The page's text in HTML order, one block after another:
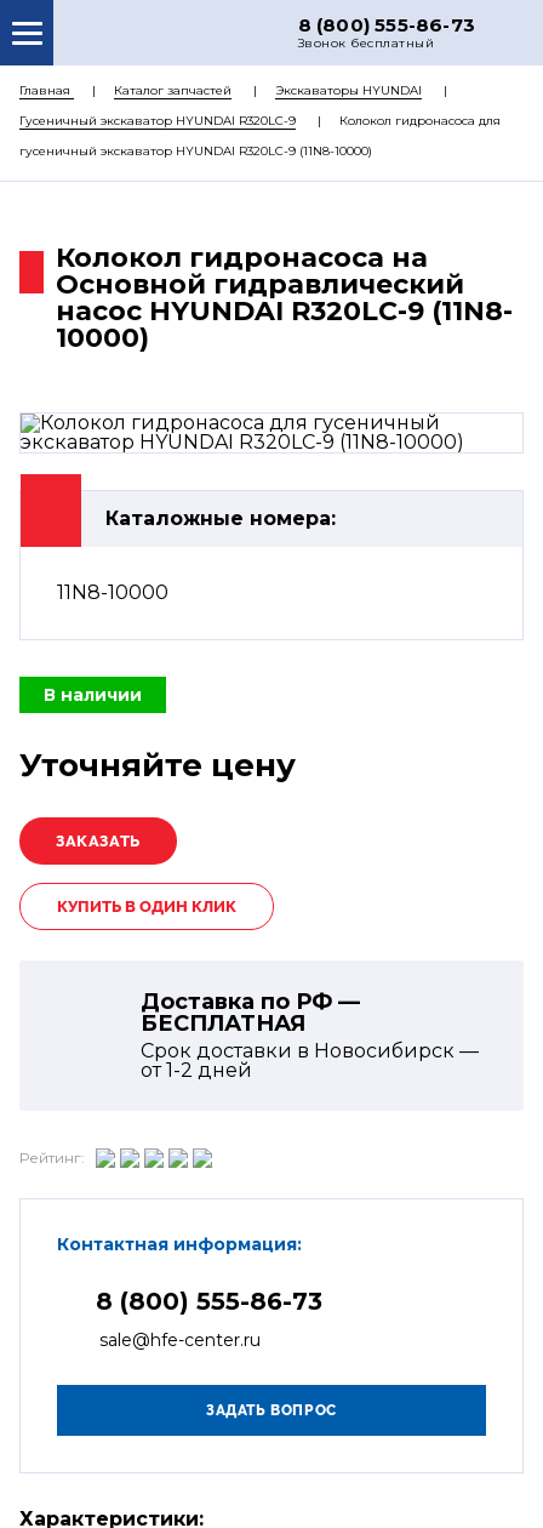
8 (800) 555-86-73
Звонок бесплатный
О НАС
КАТАЛОГ ЗАПЧАСТЕЙ
РЕМОНТ
ЦЕНЫ
КОНТАКТЫ
Главная Каталог запчастей
Экскаваторы HYUNDAI
Гусеничный экскаватор HYUNDAI R320LC-9
Колокол гидронасоса для
гусеничный экскаватор HYUNDAI R320LC-9 (11N8-10000)
Колокол гидронасоса на
Основной гидравлический
насос HYUNDAI R320LC-9 (11N8-
10000)
Каталожные номера:
11N8-10000
В наличии
Уточняйте цену
КУПИТЬ В ОДИН КЛИК
Доставка по РФ —
БЕСПЛАТНАЯ
Срок доставки в Новосибирск —
от1-2 дней
Рейтинг:
Контактная информация:
8 (800) 555-86-73
sale@hfe-center.ru
Характеристики: